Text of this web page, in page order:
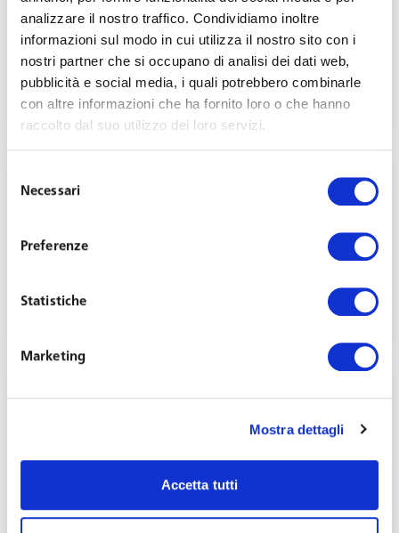
analizzare il nostro traffico. Condividiamo inoltre
informazioni sul modo in cui utilizza il nostro sito con i
nostri partner che si occupano di analisi dei dati web,
pubblicità e social media, i quali potrebbero combinarle
con altre informazioni che ha fornito loro o che hanno
raccolto dal suo utilizzo dei loro servizi.
delNecessari
Preferenze
Statistiche
Marketing
Mostra dettagli
Accetta tutti
Torino: entra Antonella Musy
Luglio 1, 2025
Toffoletto De Luca Tamajo celebra 100 anni di
Toffoletto De Luca Tamajo cresce ancora nella
Alessandro Tortelli